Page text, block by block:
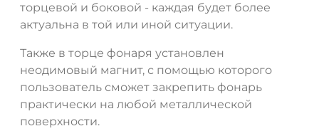
торцевой и боковой - каждая будет более
актуальна в той или иной ситуации.
Также в торце фонаря установлен
неодимовый магнит, с помощью которого
пользователь сможет закрепить фонарь
практически на любой металлической
поверхности.